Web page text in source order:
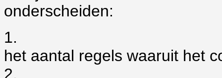
onderscheiden:
1.
het aantal regels waaruit het
2.